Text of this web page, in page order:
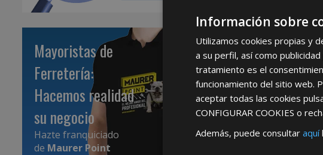
Mayoristas de
Ferretería:
Hacemos realidad
su negocio
Hazte franquiciado
de Maurer Point
Información sobre
Utilizamos cookies propias y
a su perfil, así como
tratamiento es el
funcionamiento del sitio web.
aceptar todas las cookies
CONFIGURAR COOKIES o
Además, puede consultar aquí